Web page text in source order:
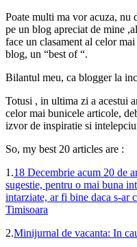
Poate multi ma vor acuza, nu
pe un blog apreciat de mine
face un clasament al celor
blog, un “best of “.
Bilantul meu, ca blogger la
Totusi , in ultima zi a acestui
celor mai bunicele articole,
izvor de inspiratie si
So, my best 20 articles are :
1.18 Decembrie acum 20 de
sugestie, pentru o mai buna
intarziate, ar fi bine daca s-ar
Timisoara
2.Minijurnal de vacanta: In